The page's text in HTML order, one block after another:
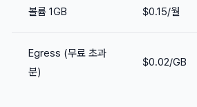
볼륨 1GB $0.15/월
Egress (무료 초과
분)
$0.02/GB